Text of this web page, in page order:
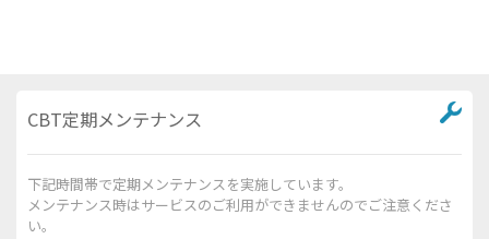
CBT定期メンテナンス
下記時間帯で定期メンテナンスを実施しています。
メンテナンス時はサービスのご利用ができませんのでご注意くださ
い。